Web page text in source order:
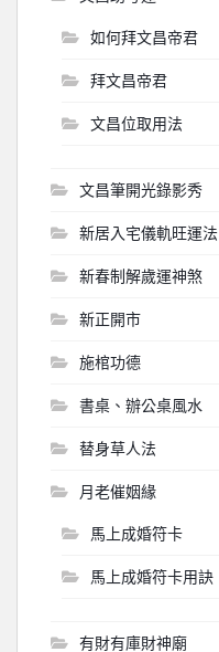
如何拜文昌帝君
拜文昌帝君
文昌位取用法
文昌筆開光錄影秀
新居入宅儀軌旺運法
新春制解歲運神煞
新正開市
施棺功德
書桌、辦公桌風水
替身草人法
月老催姻緣
馬上成婚符卡
馬上成婚符卡用訣
有財有庫財神廟